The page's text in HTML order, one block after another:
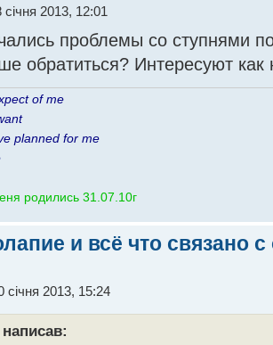
січня 2013, 12:01
проблемы со ступнями
обратиться? Интересуют как
of me
planned for me
родились 31.07.10г
и всё что связано
січня 2013, 15:24